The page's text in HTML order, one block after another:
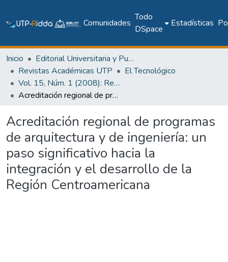
Comunidades
Todo
DSpace
Estadísticas
Inicio
Editorial Universitaria y Publicaciones Seriadas
Revistas Académicas UTP
El Tecnológico
Vol. 15, Núm. 1 (2008): Revista EL TECNCOLÓGICO
Acreditación regional de programas de arquitectura y de ingeniería: un paso significativo hacia la integración y el desarrollo de la Región Centroamericana
Acreditación regional de programas
de arquitectura y de ingeniería: un
paso significativo hacia la
integración y el desarrollo de la
Región Centroamericana